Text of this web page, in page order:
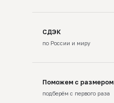
СДЭК
по России и миру
Поможем с размером
подберём с первого раза